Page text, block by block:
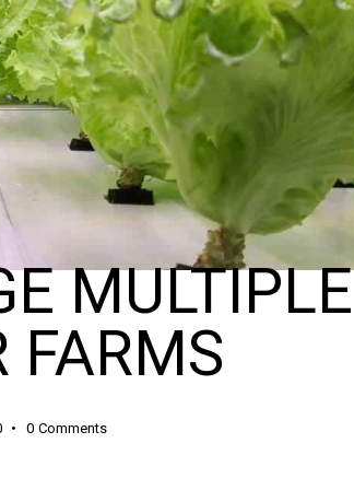
MULTIPLE
FARMS
0 Comments